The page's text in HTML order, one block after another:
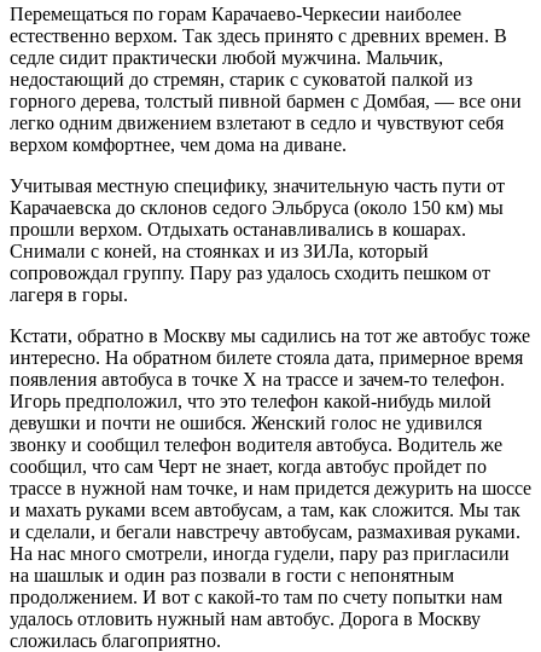
Перемещаться по горам Карачаево-Черкесии наиболее
естественно верхом. Так здесь принято с древних времен. В
седле сидит практически любой мужчина. Мальчик,
недостающий до стремян, старик с суковатой палкой из
горного дерева, толстый пивной бармен с Домбая, — все они
легко одним движением взлетают в седло и чувствуют себя
верхом комфортнее, чем дома на диване.
Учитывая местную специфику, значительную часть пути от
Карачаевска до склонов седого Эльбруса (около 150 км) мы
прошли верхом. Отдыхать останавливались в кошарах.
Снимали с коней, на стоянках и из ЗИЛа, который
сопровождал группу. Пару раз удалось сходить пешком от
лагеря в горы.
Кстати, обратно в Москву мы садились на тот же автобус тоже
интересно. На обратном билете стояла дата, примерное время
появления автобуса в точке Х на трассе и зачем-то телефон.
Игорь предположил, что это телефон какой-нибудь милой
девушки и почти не ошибся. Женский голос не удивился
звонку и сообщил телефон водителя автобуса. Водитель же
сообщил, что сам Черт не знает, когда автобус пройдет по
трассе в нужной нам точке, и нам придется дежурить на шоссе
и махать руками всем автобусам, а там, как сложится. Мы так
и сделали, и бегали навстречу автобусам, размахивая руками.
На нас много смотрели, иногда гудели, пару раз пригласили
на шашлык и один раз позвали в гости с непонятным
продолжением. И вот с какой-то там по счету попытки нам
удалось отловить нужный нам автобус. Дорога в Москву
сложилась благоприятно.